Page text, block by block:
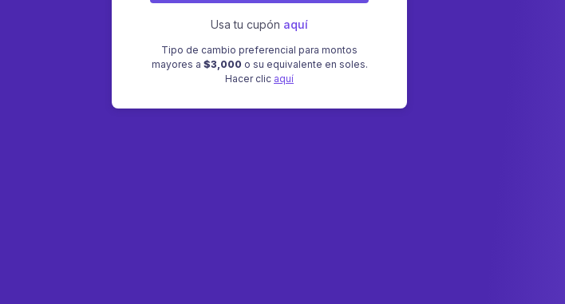
Usa tu cupón aquí
Tipo de cambio preferencial para montos
mayores a $3,000 o su equivalente en soles.
Hacer clic aquí